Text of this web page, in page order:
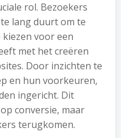
rol. Bezoekers
lang duurt om te
voor een
met het creëren
Door inzichten te
en hun voorkeuren,
ingericht. Dit
conversie, maar
terugkomen.